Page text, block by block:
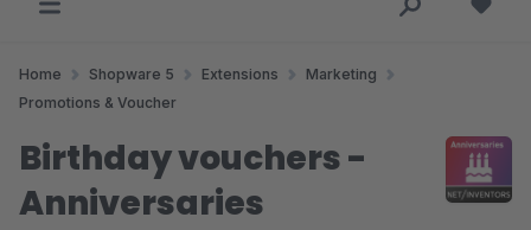
Home Shopware 5 Extensions
Marketing
Promotions & Voucher
Birthday vouchers -
Anniversaries